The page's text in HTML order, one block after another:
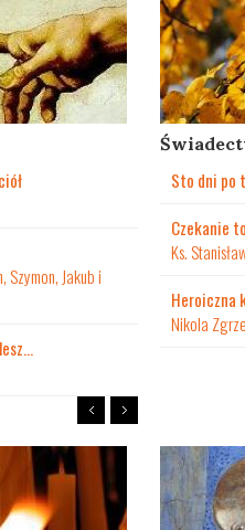
Szymon, Jakub i
Sto dni po
Czekanie
Ks.
Heroiczna
Nikola